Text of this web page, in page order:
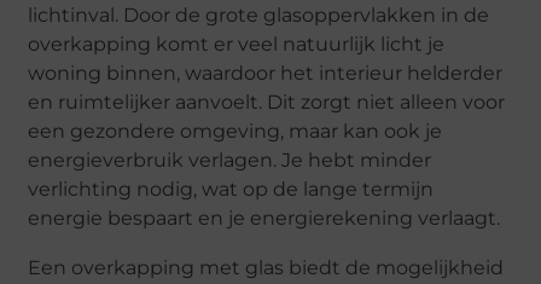
lichtinval. Door de grote glasoppervlakken in de
overkapping komt er veel natuurlijk licht je
woning binnen, waardoor het interieur helderder
en ruimtelijker aanvoelt. Dit zorgt niet alleen voor
een gezondere omgeving, maar kan ook je
energieverbruik verlagen. Je hebt minder
verlichting nodig, wat op de lange termijn
energie bespaart en je energierekening verlaagt.
Een overkapping met glas biedt de mogelijkheid